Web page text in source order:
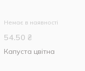
Немає в наявності
54.50 ₴
Капуста цвітна